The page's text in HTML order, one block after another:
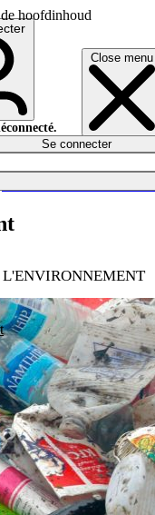
hoofdinhoud
Close menu
Se connecter
L'ENVIRONNEMENT